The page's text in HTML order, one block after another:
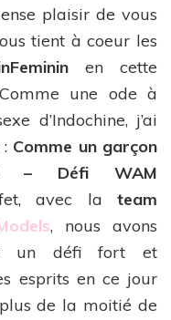
plaisir de vous
tient à coeur les
en cette
une ode à
d’Indochine, j’ai
Comme un garçon
– Défi WAM
avec la team
, nous avons
un défi fort et
esprits en ce jour
de la moitié de